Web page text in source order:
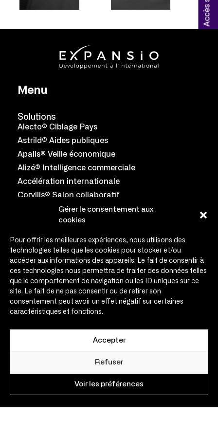
Gérer le consentement aux
cookies
Pour offrir les meilleures expériences, nous utilisons des
technologies telles que les cookies pour stocker et/ou
accéder aux informations des appareils. Le fait de consentir à
ces technologies nous permettra de traiter des données telles
que le comportement de navigation ou les ID uniques sur ce
site. Le fait de ne pas consentir ou de retirer son
consentement peut avoir un effet négatif sur certaines
caractéristiques et fonctions.
Accepter
Refuser
Voir les préférences
Menu
Solutions
Alecto® Ciblage Pays
Astrild® Aides publiques
Apalis® Veille économique
Alizé® Intelligence commerciale
Accélération internationale
Coryllis® Salon collaboratif
Témoignages
Infos & médias
Agenda
Contact
Contact
contact@expansio.eu
sur les réseaux sociaux